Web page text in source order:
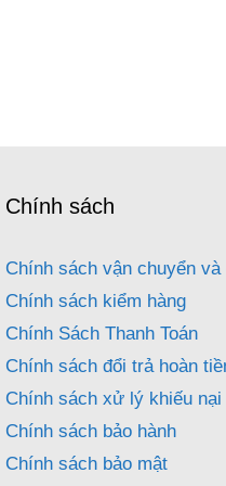
Chính sách
Chính sách vận chuyển và
Chính sách kiểm hàng
Chính Sách Thanh Toán
Chính sách đổi trả hoàn
Chính sách xử lý khiếu nại
Chính sách bảo hành
Chính sách bảo mật